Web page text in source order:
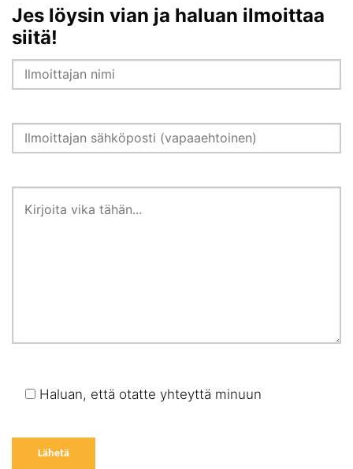
Jes löysin vian ja haluan ilmoittaa
siitä!
Haluan, että otatte yhteyttä minuun